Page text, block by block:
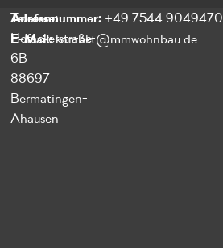
Telefonnummer: +49 7544 9049470
E-Mail:kontakt@mmwohnbau.de
Adresse:
Hofäckerstraße
6B
88697
Bermatingen-
Ahausen